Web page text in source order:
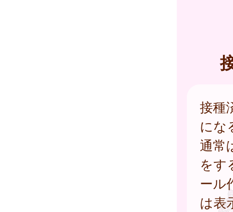
接種
にな
通常
をす
ール
は表